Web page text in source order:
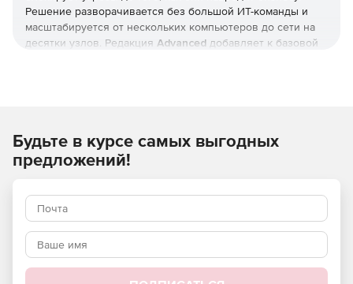
Решение разворачивается без большой ИТ-команды и
масштабируется от нескольких компьютеров до сети на
десятки узлов. Редакция Advanced добавляет к базовой
Как устроена защита
В основе — многоуровневая модель: антивирус,
вымогателей, фильтрация почты и интернет-трафика.
Отмеченные наградами технологии упреждающего
обнаружения дополняются поведенческим
(эвристическим) анализом, который выявляет
неизвестные вредоносные программы и эксплойты
Будьте в курсе самых выгодных
предложений!